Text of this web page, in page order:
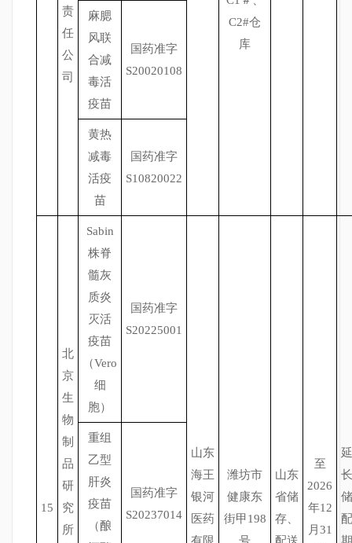
责
任
公
司
C2#仓
库
麻腮
风联
合减
毒活
疫苗
国药准字
S20020108
黄热
减毒
活疫
苗
国药准字
S10820022
15
北
京
生
物
制
品
研
究
所
Sabin
株脊
髓灰
质炎
灭活
疫苗
（Vero
细
胞）
国药准字
S20225001
山东
海王
银河
医药
潍坊市
健康东
街甲198
山东
省储
存、
至
2026
年12
月31
延
长
储
配
重组
乙型
肝炎
疫苗
（酿
国药准字
S20237014